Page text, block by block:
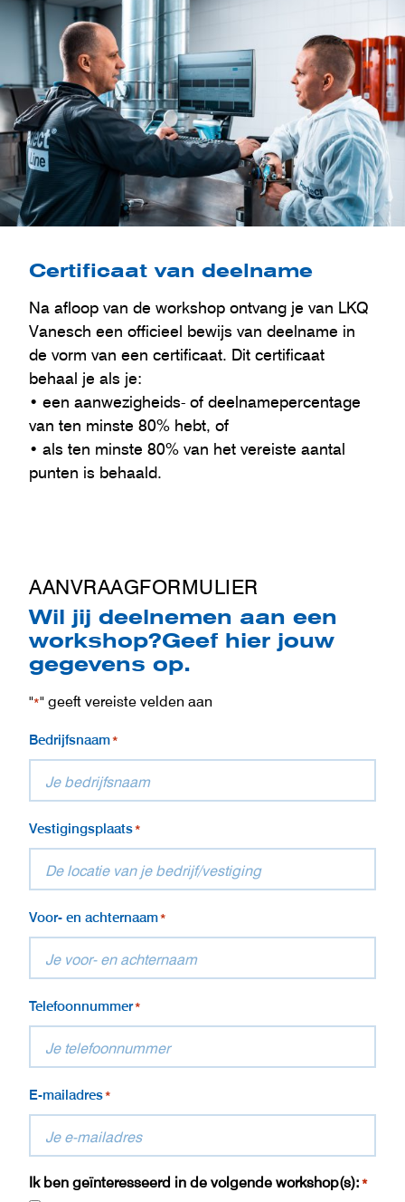
Certificaat van deelname
Na afloop van de workshop ontvang je van LKQ
Vanesch een officieel bewijs van deelname in
de vorm van een certificaat. Dit certificaat
behaal je als je:
• een aanwezigheids- of deelnamepercentage
van ten minste 80% hebt, of
• als ten minste 80% van het vereiste aantal
punten is behaald.
AANVRAAGFORMULIER
Wil jij deelnemen aan een
workshop?Geef hier jouw
gegevens op.
"*" geeft vereiste velden aan
Bedrijfsnaam*
Vestigingsplaats*
Voor- en achternaam*
Telefoonnummer*
E-mailadres*
Ik ben geïnteresseerd in de volgende workshop(s): *